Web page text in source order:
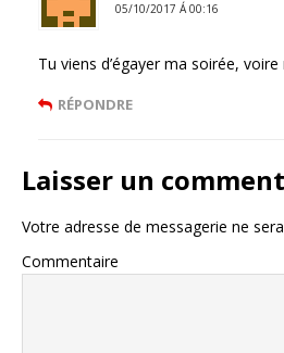
05/10/2017 Á 00:16
Tu viens d’égayer ma soirée,
RÉPONDRE
Laisser un
Votre adresse de messagerie ne
Commentaire